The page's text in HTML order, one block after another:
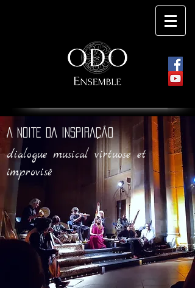
A NOITE DA INSPIRAÇÃO
dialogue musical virtuose et
improvisé